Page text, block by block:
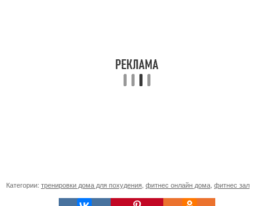
Категории: тренировки дома для похудения фитнес онлайн дома фитнес зал